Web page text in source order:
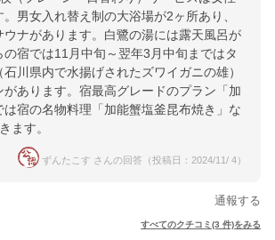
男女入れ替え制の大浴場が2ヶ所あり、
ウナがあります。白鷺の湯には露天風呂が
の宿では11月中旬～翌年3月中旬まではタ
川県内で水揚げされたズワイガニの雄）
があります。宿最高グレードのプラン「加
宿の名物料理「加能蟹塩釜昆布焼き」な
ます。
ずんたこす さんの回答（投稿日：2024/11/ 4）
通報する
すべてのクチコミ(3 件)をみる